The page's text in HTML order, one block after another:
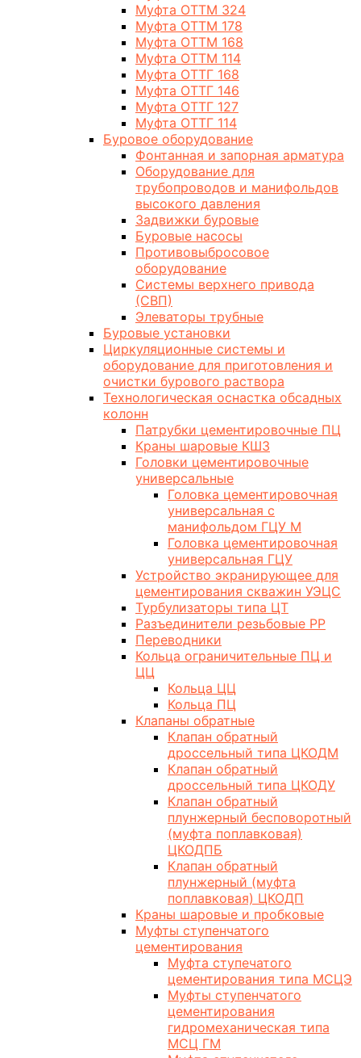
Муфта ОТТМ 324
Муфта ОТТМ 178
Муфта ОТТМ 168
Муфта ОТТМ 114
Муфта ОТТГ 168
Муфта ОТТГ 146
Муфта ОТТГ 127
Муфта ОТТГ 114
Буровое оборудование
Фонтанная и запорная арматура
Оборудование для
трубопроводов и манифольдов
высокого давления
Задвижки буровые
Буровые насосы
Противовыбросовое
оборудование
Системы верхнего привода
(СВП)
Элеваторы трубные
Буровые установки
Циркуляционные системы и
оборудование для приготовления и
очистки бурового раствора
Технологическая оснастка обсадных
колонн
Патрубки цементировочные ПЦ
Краны шаровые КШЗ
Головки цементировочные
универсальные
Головка цементировочная
универсальная с
манифольдом ГЦУ М
Головка цементировочная
универсальная ГЦУ
Устройство экранирующее для
цементирования скважин УЭЦС
Турбулизаторы типа ЦТ
Разъединители резьбовые РР
Переводники
Кольца ограничительные ПЦ и
ЦЦ
Кольца ЦЦ
Кольца ПЦ
Клапаны обратные
Клапан обратный
дроссельный типа ЦКОДМ
Клапан обратный
дроссельный типа ЦКОДУ
Клапан обратный
плунжерный бесповоротный
(муфта поплавковая)
ЦКОДПБ
Клапан обратный
плунжерный (муфта
поплавковая) ЦКОДП
Краны шаровые и пробковые
Муфты ступенчатого
цементирования
Муфта ступечатого
цементирования типа МСЦЭ
Муфты ступенчатого
цементирования
гидромеханическая типа
МСЦ ГМ